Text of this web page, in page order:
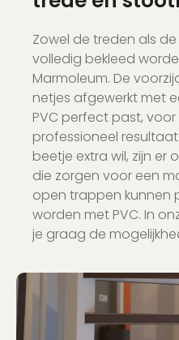
Zowel de treden als
volledig bekleed
Marmoleum. De
netjes afgewerkt met
PVC perfect past,
professioneel
beetje extra wil, zijn er
die zorgen voor een
open trappen kunnen
worden met PVC. In
je graag de